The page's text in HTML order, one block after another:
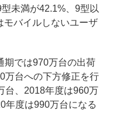
未満が42.1%、9型以
モバイルしないユーザ
では970万台の出荷
万台への下方修正を行
台、2018年度は960万
年度は990万台になる